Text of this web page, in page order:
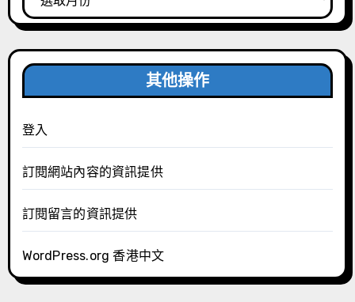
整
其他操作
登入
訂閱網站內容的資訊提供
訂閱留言的資訊提供
WordPress.org 香港中文